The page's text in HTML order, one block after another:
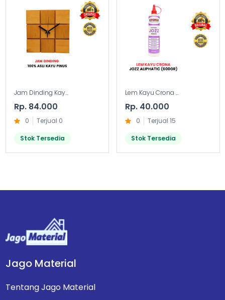
Jam Dinding Kay...
Rp. 84.000
0 Terjual 0
Stok Tersedia
Lem Kayu Crona ...
Rp. 40.000
0 Terjual 15
Stok Tersedia
Jago Material
Tentang Jago Material